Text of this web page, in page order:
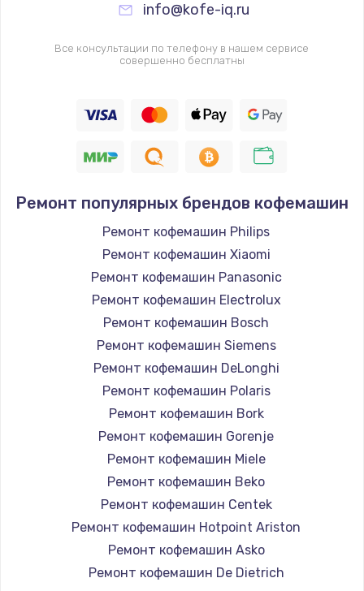
605 руб.
Заказать
745 руб.
1500 руб.
Заказать
Замена трансформатора
1000 руб.
Заказать
Замена двигателя
1500 руб.
Заказать
Ремонт силовой платы
1500 руб.
Заказать
Замена клапана дренажа
1500 руб.
info@kofe-iq.ru
Все консультации по телефону в нашем сервисе
совершенно бесплатны
Ремонт популярных брендов кофемашин
Ремонт кофемашин Philips
Ремонт кофемашин Xiaomi
Ремонт кофемашин Panasonic
Ремонт кофемашин Electrolux
Ремонт кофемашин Bosch
Ремонт кофемашин Siemens
Ремонт кофемашин DeLonghi
Ремонт кофемашин Polaris
Ремонт кофемашин Bork
Ремонт кофемашин Gorenje
Ремонт кофемашин Miele
Ремонт кофемашин Beko
Ремонт кофемашин Centek
Ремонт кофемашин Hotpoint Ariston
Ремонт кофемашин Asko
Ремонт кофемашин De Dietrich